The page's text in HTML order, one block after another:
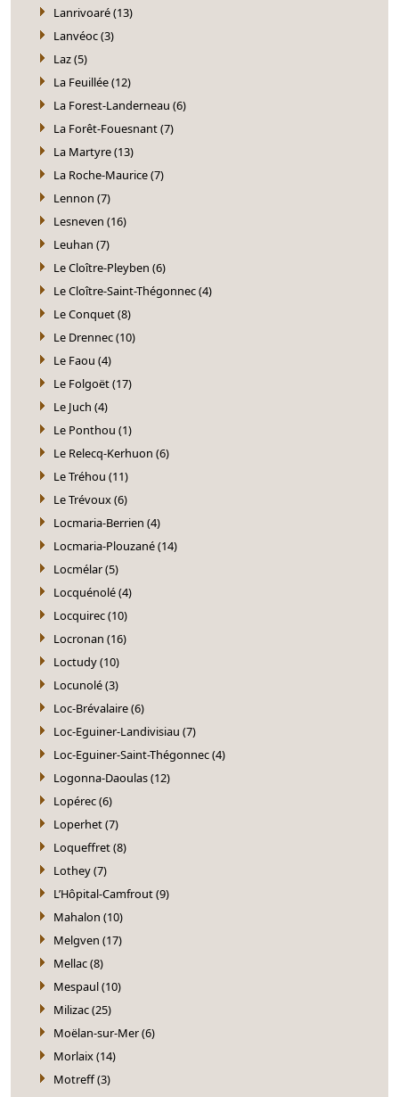
Lanrivoaré (13)
Lanvéoc (3)
Laz (5)
La Feuillée (12)
La Forest-Landerneau (6)
La Forêt-Fouesnant (7)
La Martyre (13)
La Roche-Maurice (7)
Lennon (7)
Lesneven (16)
Leuhan (7)
Le Cloître-Pleyben (6)
Le Cloître-Saint-Thégonnec (4)
Le Conquet (8)
Le Drennec (10)
Le Faou (4)
Le Folgoët (17)
Le Juch (4)
Le Ponthou (1)
Le Relecq-Kerhuon (6)
Le Tréhou (11)
Le Trévoux (6)
Locmaria-Berrien (4)
Locmaria-Plouzané (14)
Locmélar (5)
Locquénolé (4)
Locquirec (10)
Locronan (16)
Loctudy (10)
Locunolé (3)
Loc-Brévalaire (6)
Loc-Eguiner-Landivisiau (7)
Loc-Eguiner-Saint-Thégonnec (4)
Logonna-Daoulas (12)
Lopérec (6)
Loperhet (7)
Loqueffret (8)
Lothey (7)
L’Hôpital-Camfrout (9)
Mahalon (10)
Melgven (17)
Mellac (8)
Mespaul (10)
Milizac (25)
Moëlan-sur-Mer (6)
Morlaix (14)
Motreff (3)